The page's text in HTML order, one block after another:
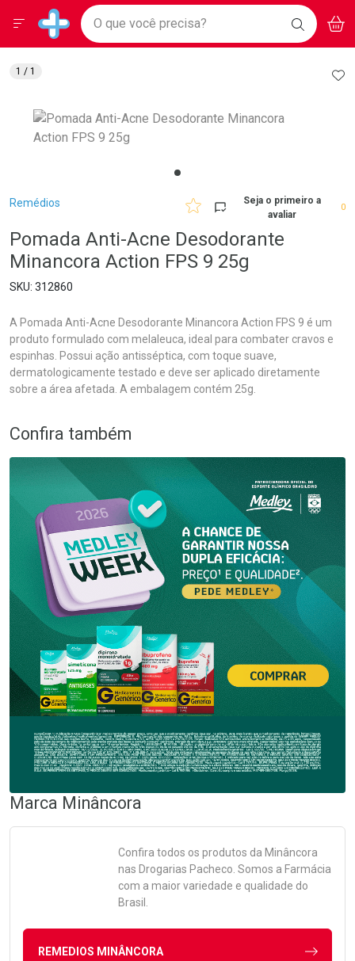
Drogarias Pacheco
Baixe nosso APP e aproveite Ofertas Exclusivas!
BAIXE
O APP
Ir direto para a home
pela página
Ir direto para o conteúdo
Ir direto para a busca
Ir direto para a conta
Ir direto para a notificações
Ir direto para o carrinho
Ir direto para o menu
Faça a sua busca
O que você precisa? BUSCAR
Menu
Breadcrumb
Remédios
Seja o primeiro a
avaliar
0
Pomada Anti-Acne Desodorante
Minancora Action FPS 9 25g
312860
A Pomada Anti-Acne Desodorante Minancora Action FPS 9 é um
produto formulado com melaleuca, ideal para combater cravos e
espinhas. Possui ação antisséptica, com toque suave,
dermatologicamente testado e deve ser aplicado diretamente
sobre a área afetada. A embalagem contém 25g.
1 / 1
Confira também
Marca Minâncora
Confira todos os produtos da Minâncora
nas Drogarias Pacheco. Somos a Farmácia
com a maior variedade e qualidade do
Brasil.
REMEDIOS MINÂNCORA